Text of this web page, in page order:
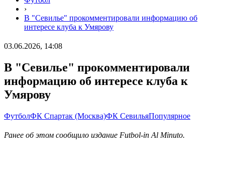
›
В "Севилье" прокомментировали информацию об
интересе клуба к Умярову
03.06.2026, 14:08
В "Севилье" прокомментировали
информацию об интересе клуба к
Умярову
ФутболФК Спартак (Москва)ФК СевильяПопулярное
Ранее об этом сообщило издание Futbol-in Al Minuto.